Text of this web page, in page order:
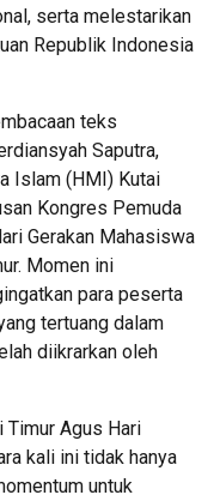
serta melestarikan
Republik Indonesia
teks
Saputra,
Islam (HMI) Kutai
Kongres Pemuda
Gerakan Mahasiswa
Momen ini
para peserta
tertuang dalam
diikrarkan oleh
Timur Agus Hari
kali ini tidak hanya
untuk